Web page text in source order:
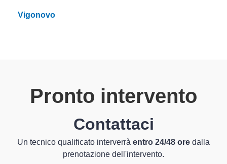
Vigonovo
Pronto intervento
Contattaci
Un tecnico qualificato interverrà entro 24/48 ore dalla
prenotazione dell'intervento.